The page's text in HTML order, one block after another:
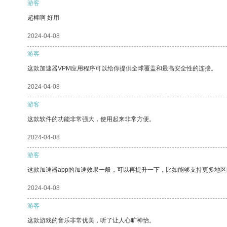
游客
超棒啊 好用
2024-04-08
游客
这款加速器VPM应用程序可以给你提供全球覆盖和最高安全性的连接。
2024-04-08
游客
这款软件的功能非常强大，使用起来非常方便。
2024-04-08
游客
这款加速器app的加速效果一般，可以再提升一下，比如能够支持更多地区
2024-04-08
游客
这款游戏的音乐非常优美，听了让人心旷神怡。